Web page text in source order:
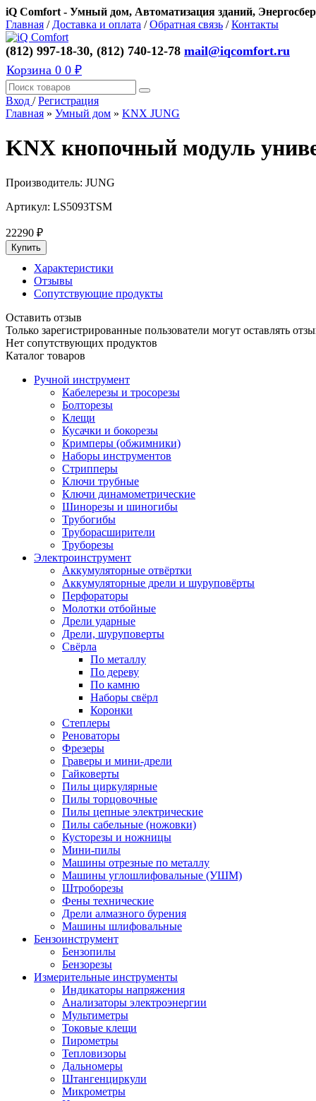
iQ Comfort - Умный дом, Автоматизация зданий,
Главная / Доставка и оплата /Обратная связь /Контакты
(812) 997-18-30, (812) 740-12-78 mail@iqcomfort.ru
Корзина 0 0 ₽
Вход /Регистрация
Главная » Умный дом » KNX JUNG
KNX кнопочный модуль
Производитель: JUNG
Артикул: LS5093TSM
22290 ₽
Характеристики
Отзывы
Сопутствующие продукты
Оставить отзыв
Только зарегистрированные пользователи могут оставлять
Нет сопутствующих продуктов
Каталог товаров
Ручной инструмент
Кабелерезы и тросорезы
Болторезы
Клещи
Кусачки и бокорезы
Кримперы (обжимники)
Наборы инструментов
Стрипперы
Ключи трубные
Ключи динамометрические
Шинорезы и шиногибы
Трубогибы
Труборасширители
Труборезы
Электроинструмент
Аккумуляторные отвёртки
Аккумуляторные дрели и шуруповёрты
Перфораторы
Молотки отбойные
Дрели ударные
Дрели, шуруповерты
Свёрла
По металлу
По дереву
По камню
Наборы свёрл
Коронки
Степлеры
Реноваторы
Фрезеры
Граверы и мини-дрели
Гайковерты
Пилы циркулярные
Пилы торцовочные
Пилы цепные электрические
Пилы сабельные (ножовки)
Кусторезы и ножницы
Мини-пилы
Машины отрезные по металлу
Машины углошлифовальные (УШМ)
Штроборезы
Фены технические
Дрели алмазного бурения
Машины шлифовальные
Бензоинструмент
Бензопилы
Бензорезы
Измерительные инструменты
Индикаторы напряжения
Анализаторы электроэнергии
Мультиметры
Токовые клещи
Пирометры
Тепловизоры
Дальномеры
Штангенциркули
Микрометры